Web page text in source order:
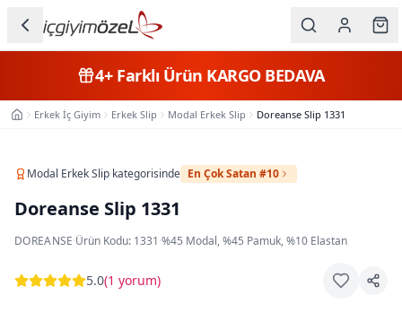
Kategorileri
Erkek
Çocuk
Fantazi
Büyük
4+Farklı Ürün KARGO BEDAVA
Ana SayfaErkek İç Giyim Erkek Slip Modal Erkek Slip Doreanse Slip 1331
Modal Erkek Slip kategorisinde En Çok Satan #10
Doreanse Slip 1331
DOREANSE·Ürün Kodu: 1331·%45 Modal, %45 Pamuk, %10 Elastan
5.0(1 yorum)